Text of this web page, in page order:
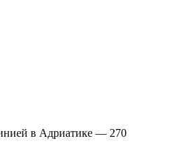
в Адриатике — 270